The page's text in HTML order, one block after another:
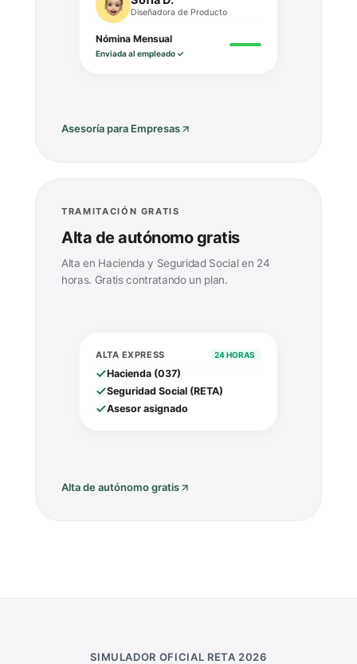
Diseñadora de Producto
Nómina Mensual
Enviada al empleado ✓
Asesoría para Empresas
TRAMITACIÓN GRATIS
Alta de autónomo gratis
Alta en Hacienda y Seguridad Social en 24
horas. Gratis contratando un plan.
ALTA EXPRESS 24 HORAS
Hacienda (037)
Seguridad Social (RETA)
Asesor asignado
Alta de autónomo gratis
SIMULADOR OFICIAL RETA 2026